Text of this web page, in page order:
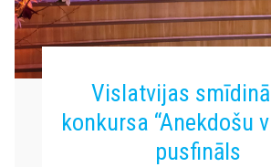
Vislatvijas
konkursa “Anekdošu
pusfināls